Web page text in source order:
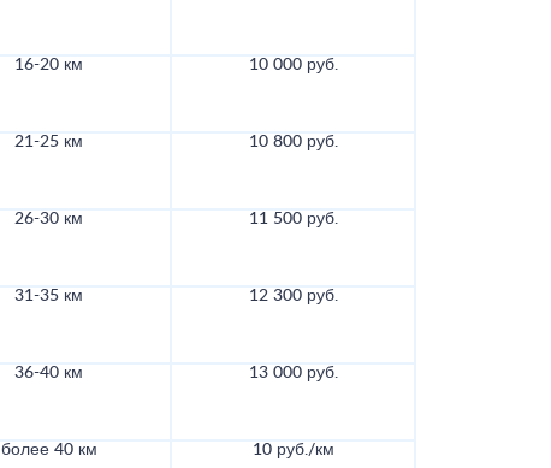
16-20 км 10 000 руб.
21-25 км 10 800 руб.
26-30 км 11 500 руб.
31-35 км 12 300 руб.
36-40 км 13 000 руб.
более 40 км 10 руб./км